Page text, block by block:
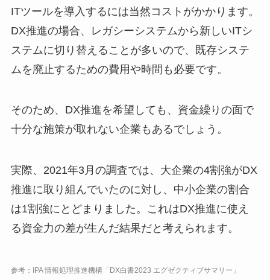
ITツールを導入するには当然コストがかかります。
DX推進の場合、レガシーシステムから新しいITシ
ステムに切り替えることが多いので、既存システ
ムを廃止するための費用や時間も必要です。
そのため、DX推進を希望しても、資金繰りの面で
十分な施策が取れない企業もあるでしょう。
実際、2021年3月の調査では、大企業の4割強がDX
推進に取り組んでいたのに対し、中小企業の割合
は1割強にとどまりました。これはDX推進に使え
る資金力の差が生んだ結果だと考えられます。
参考：IPA 情報処理推進機構「DX白書2023 エグゼクティブサマリー」